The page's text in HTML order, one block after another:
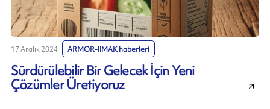
17 Aralık 2024 ARMOR-IIMAK haberleri
Sürdürülebilir Bir Gelecek İçin Yeni
Çözümler Üretiyoruz